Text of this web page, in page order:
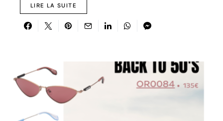
LIRE LA SUITE